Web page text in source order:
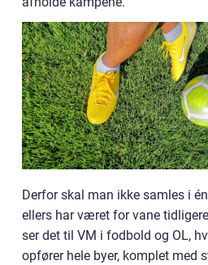
Derfor skal man ikke samles i
ellers har været for vane
ser det til VM i fodbold og OL,
opfører hele byer, komplet med